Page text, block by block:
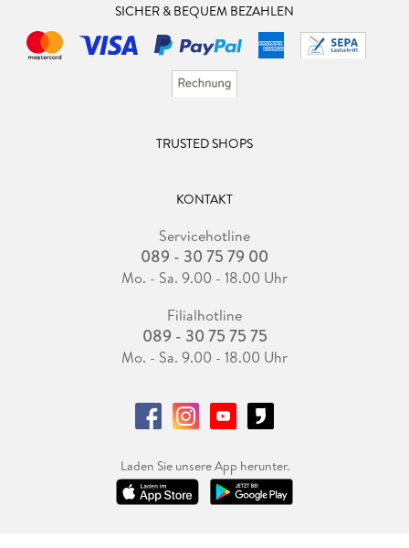
SICHER & BEQUEM BEZAHLEN
TRUSTED SHOPS
KONTAKT
Servicehotline
089 - 30 75 79 00
Mo. - Sa. 9.00 - 18.00 Uhr
Filialhotline
089 - 30 75 75 75
Mo. - Sa. 9.00 - 18.00 Uhr
Laden Sie unsere App herunter.